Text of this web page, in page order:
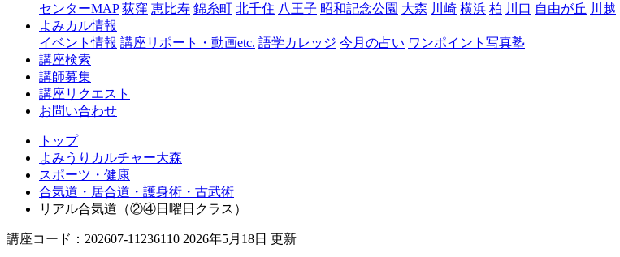
大
森
センターMAP 荻窪 恵比寿 錦糸町 北千住 八王子 昭和記念公園 大森 川崎 横浜 柏 川口 自由が丘 川越
よみカル情報
イベント情報 講座リポート・動画etc. 語学カレッジ 今月の占い ワンポイント写真塾
講座検索
講師募集
講座リクエスト
お問い合わせ
トップ
よみうりカルチャー大森
スポーツ・健康
合気道・居合道・護身術・古武術
リアル合気道（②④日曜日クラス）
講座コード：202607-11236110 2026年5月18日 更新